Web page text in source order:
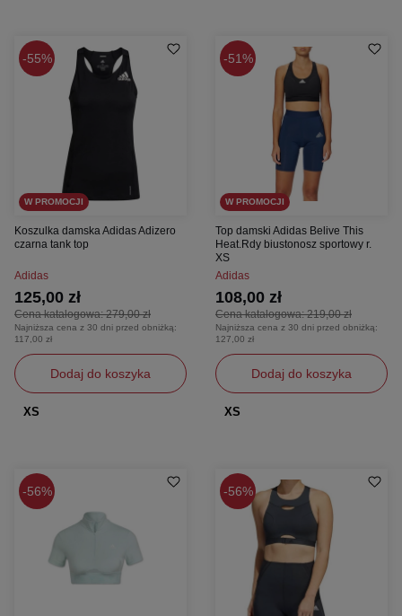
55%
W PROMOCJI
Koszulka damska Adidas Adizero
czarna tank top
Adidas
Cena katalogowa:279,00 zł
125,00 zł
Najniższa cena z 30 dni przed obniżką:
117,00 zł
Dodaj do koszyka
XS
51%
W PROMOCJI
Top damski Adidas Belive This
Heat.Rdy biustonosz sportowy r.
XS
Adidas
Cena katalogowa:219,00 zł
108,00 zł
Najniższa cena z 30 dni przed obniżką:
127,00 zł
Dodaj do koszyka
XS
56% 56%